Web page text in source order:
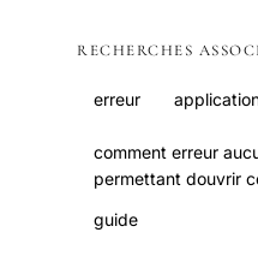
RECHERCHES
erreur
comment erreur
permettant douvrir
guide